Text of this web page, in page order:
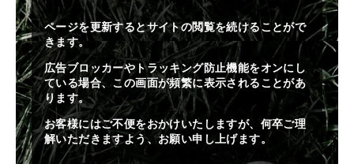
ページを更新するとサイトの閲覧を続けることがで
きます。
広告ブロッカーやトラッキング防止機能をオンにし
ている場合、この画面が頻繁に表示されることがあ
ります。
お客様にはご不便をおかけいたしますが、何卒ご理
解いただきますよう、お願い申し上げます。